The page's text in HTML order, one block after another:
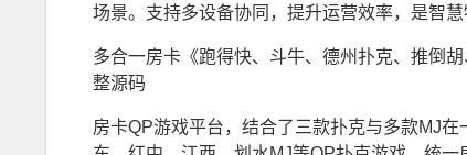
场景。支持多设备协同，提升运营效率，是智慧
多合一房卡《跑得快、斗牛、德州扑克、推倒
整源码
房卡QP游戏平台，结合了三款扑克与多款MJ